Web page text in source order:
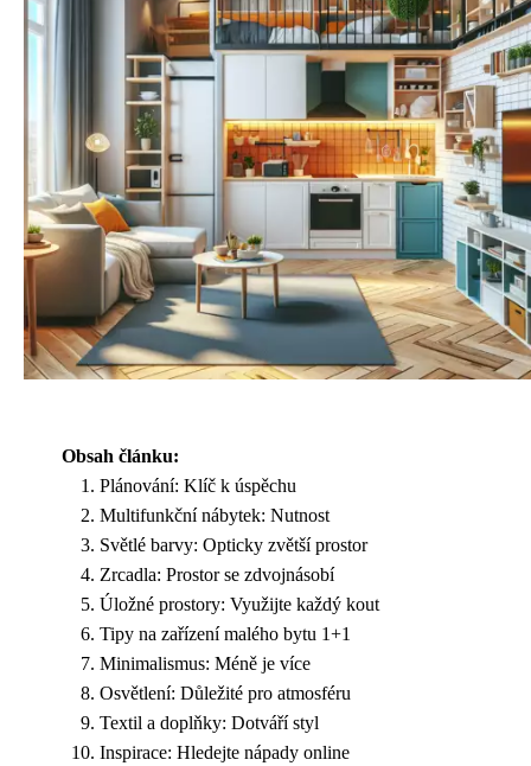
Obsah článku:
Plánování: Klíč k úspěchu
Multifunkční nábytek: Nutnost
Světlé barvy: Opticky zvětší prostor
Zrcadla: Prostor se zdvojnásobí
Úložné prostory: Využijte každý kout
Tipy na zařízení malého bytu 1+1
Minimalismus: Méně je více
Osvětlení: Důležité pro atmosféru
Textil a doplňky: Dotváří styl
Inspirace: Hledejte nápady online